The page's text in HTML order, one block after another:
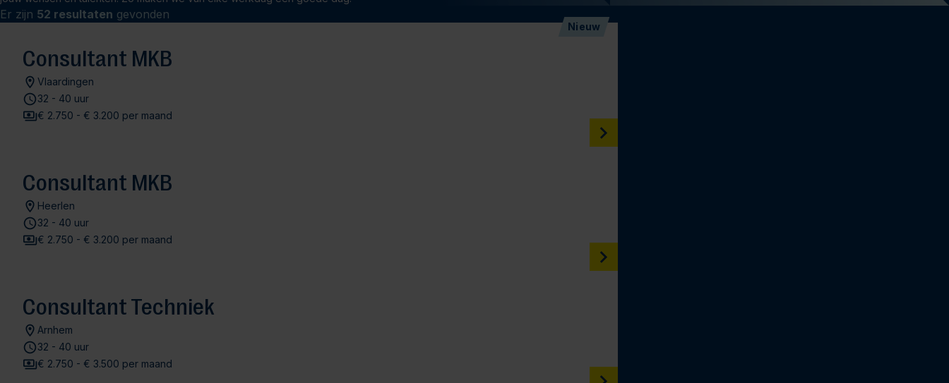
Er zijn 52 resultaten gevonden
Nieuw
Consultant MKB
Vlaardingen
32 - 40 uur
€ 2.750 - € 3.200 per maand
Consultant MKB
Heerlen
32 - 40 uur
€ 2.750 - € 3.200 per maand
Consultant Techniek
Arnhem
32 - 40 uur
€ 2.750 - € 3.500 per maand